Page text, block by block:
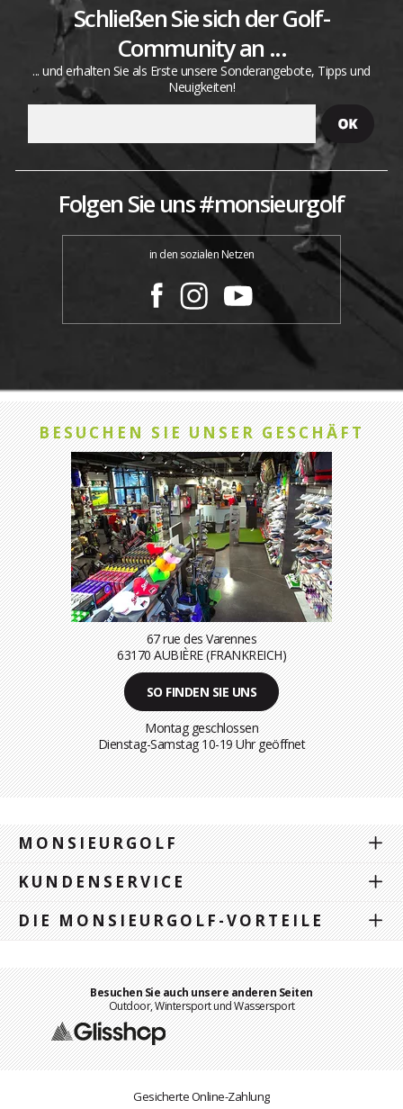
Schließen Sie sich der Golf-
Community an ...
... und erhalten Sie als Erste unsere Sonderangebote, Tipps und
Neuigkeiten!
Folgen Sie uns #monsieurgolf
in den sozialen Netzen
BESUCHEN SIE UNSER GESCHÄFT
67 rue des Varennes
63170 AUBIÈRE (FRANKREICH)
SO FINDEN SIE UNS
Montag geschlossen
Dienstag-Samstag 10-19 Uhr geöffnet
MONSIEURGOLF
KUNDENSERVICE
DIE MONSIEURGOLF-VORTEILE
Besuchen Sie auch unsere anderen Seiten
Outdoor, Wintersport und Wassersport
Gesicherte Online-Zahlung